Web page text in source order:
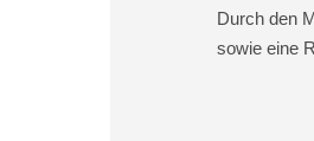
Durch den
sowie eine